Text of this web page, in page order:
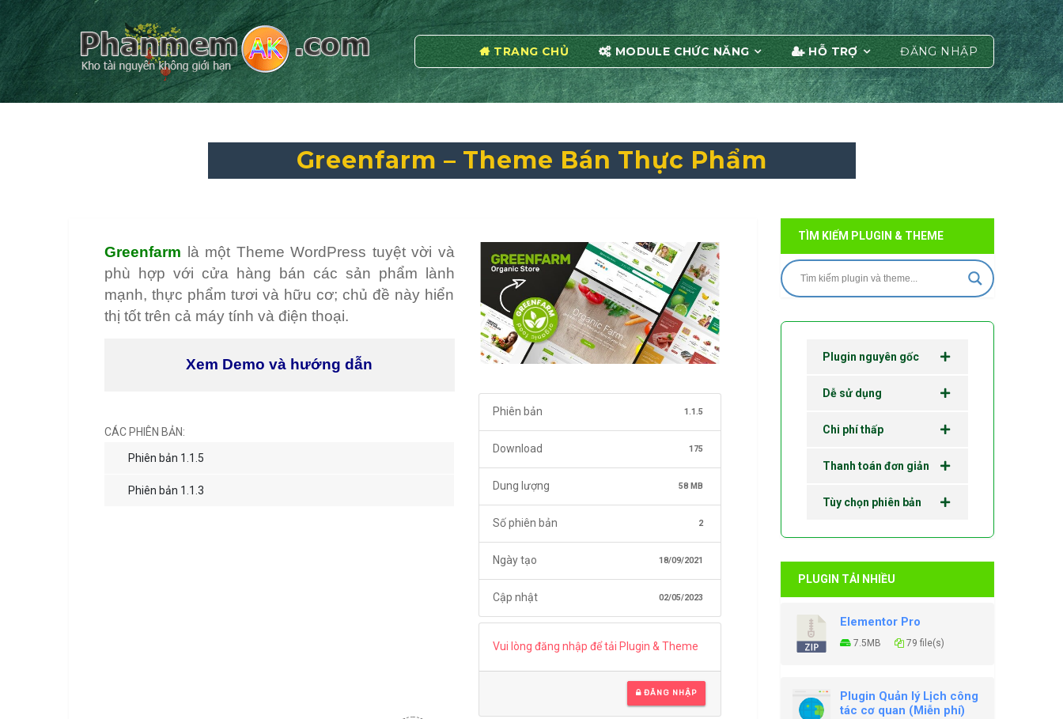
TRANG CHỦ MODULE CHỨC NĂNG HỖ TRỢ ĐĂNG NHẬP
Greenfarm – Theme Bán Thực Phẩm
Greenfarm
là một Theme WordPress tuyệt vời và
phù hợp với cửa hàng bán các sản phẩm lành
mạnh, thực phẩm tươi và hữu cơ; chủ đề này hiển
thị tốt trên cả máy tính và điện thoại.
Xem Demo và hướng dẫn
CÁC PHIÊN BẢN:
Phiên bản 1.1.5
Phiên bản 1.1.3
Phiên bản 1.1.5
Download 175
Dung lượng 58 MB
Số phiên bản 2
Ngày tạo 18/09/2021
Cập nhật 02/05/2023
Vui lòng đăng nhập để tải Plugin & Theme
ĐĂNG NHẬP
TÌM KIẾM PLUGIN & THEME
Plugin nguyên gốc
Dễ sử dụng
Chi phí thấp
Thanh toán đơn giản
Tùy chọn phiên bản
PLUGIN TẢI NHIỀU
Elementor Pro
7.5MB 79 file(s)
Plugin Quản lý Lịch công
tác cơ quan (Miễn phí)